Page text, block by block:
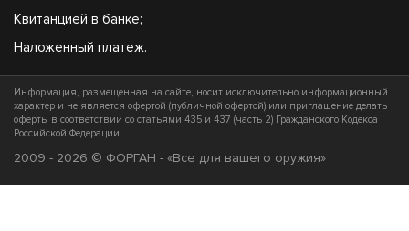
Квитанцией в банке;
Наложенный платеж.
Информация, размещенная на сайте, носит исключительно информационный
характер и не является офертой (публичной офертой) или приглашение делать
оферты в соответствии со статьями 435 и 437 (часть 2) Гражданского Кодекса
Российской Федерации
2009 - 2026 © ФОРГАН - «Все для вашего оружия»